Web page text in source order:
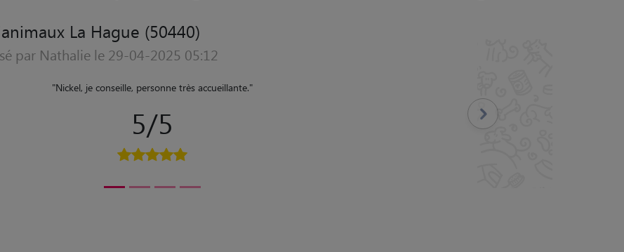
d'animaux La Hague (50440)
par françoise le 02-10-2023 05:35
Nos deux chiens nous ont paru très satisfaits de leur week-end. Merci.
5/5